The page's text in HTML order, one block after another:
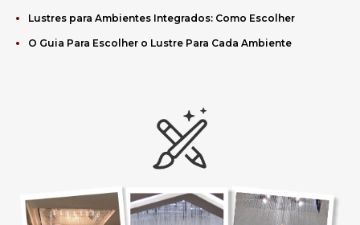
Lustres para Ambientes Integrados: Como Escolher
O Guia Para Escolher o Lustre Para Cada Ambiente